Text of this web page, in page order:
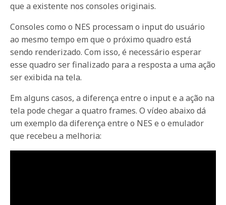
que a existente nos consoles originais.
Consoles como o NES processam o input do usuário
ao mesmo tempo em que o próximo quadro está
sendo renderizado. Com isso, é necessário esperar
esse quadro ser finalizado para a resposta a uma ação
ser exibida na tela.
Em alguns casos, a diferença entre o input e a ação na
tela pode chegar a quatro frames. O vídeo abaixo dá
um exemplo da diferença entre o NES e o emulador
que recebeu a melhoria: